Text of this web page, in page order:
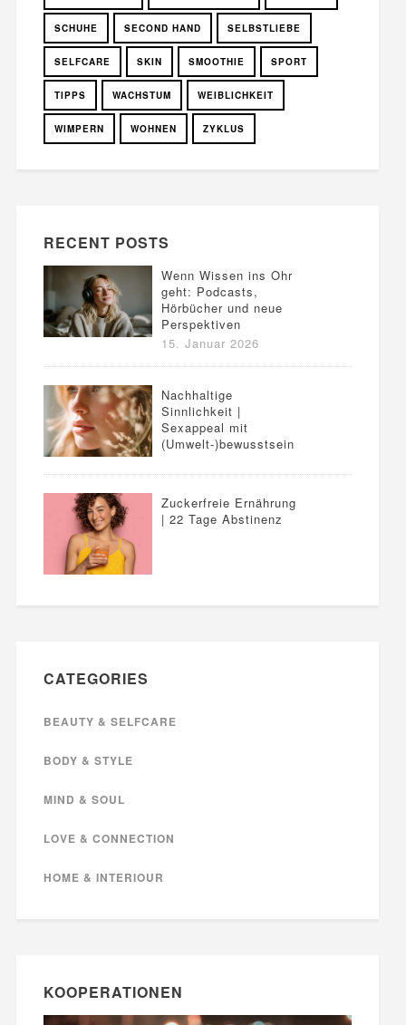
SCHUHE SECOND HAND SELBSTLIEBE
SELFCARE SKIN SMOOTHIE SPORT
TIPPS WACHSTUM WEIBLICHKEIT
WIMPERN WOHNEN ZYKLUS
RECENT POSTS
Wenn Wissen ins Ohr
geht: Podcasts,
Hörbücher und neue
Perspektiven
15. Januar 2026
Nachhaltige
Sinnlichkeit |
Sexappeal mit
(Umwelt-)bewusstsein
Zuckerfreie Ernährung
| 22 Tage Abstinenz
CATEGORIES
BEAUTY & SELFCARE
BODY & STYLE
MIND & SOUL
LOVE & CONNECTION
HOME & INTERIOUR
KOOPERATIONEN